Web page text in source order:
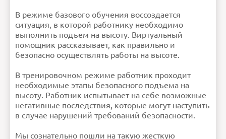
В режиме базового обучения воссоздается
ситуация, в которой работнику необходимо
выполнить подъем на высоту. Виртуальный
помощник рассказывает, как правильно и
безопасно осуществлять работы на высоте.
В тренировочном режиме работник проходит
необходимые этапы безопасного подъема на
высоту. Работник испытывает на себе возможные
негативные последствия, которые могут наступить
в случае нарушений требований безопасности.
Мы сознательно пошли на такую жесткую